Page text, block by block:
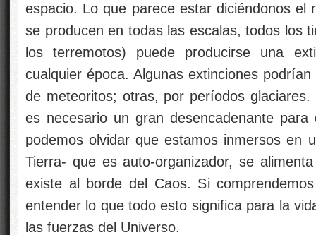
espacio. Lo que parece estar diciéndonos el
se producen en todas las escalas, todos los
los terremotos) puede producirse una
cualquier época. Algunas extinciones
de meteoritos; otras, por períodos
es necesario un gran desencadenante
podemos olvidar que estamos inmersos en
Tierra- que es auto-organizador, se
existe al borde del Caos. Si
entender lo que todo esto significa para la
las fuerzas del Universo.